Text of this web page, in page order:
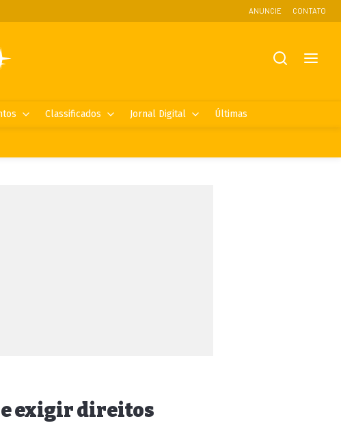
ANUNCIE CONTATO
Classificados Jornal Digital Últimas
exigir direitos